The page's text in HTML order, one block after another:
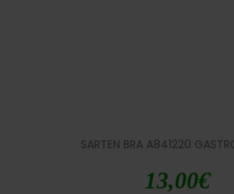
SARTEN BRA A841220
13,00€